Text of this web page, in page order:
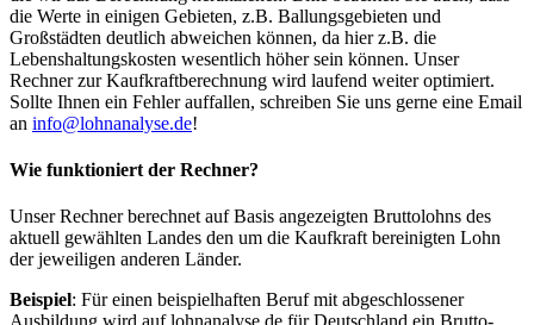
die Werte in einigen Gebieten, z.B. Ballungsgebieten und
Großstädten deutlich abweichen können, da hier z.B. die
Lebenshaltungskosten wesentlich höher sein können. Unser
Rechner zur Kaufkraftberechnung wird laufend weiter optimiert.
Sollte Ihnen ein Fehler auffallen, schreiben Sie uns gerne eine Email
an info@lohnanalyse.de!
Wie funktioniert der Rechner?
Unser Rechner berechnet auf Basis angezeigten Bruttolohns des
aktuell gewählten Landes den um die Kaufkraft bereinigten Lohn
der jeweiligen anderen Länder.
Beispiel: Für einen beispielhaften Beruf mit abgeschlossener